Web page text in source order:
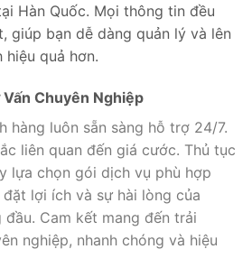
Hàn Quốc. Mọi thông tin đều
giúp bạn dễ dàng quản lý và lên
hiệu quả hơn.
Chuyên Nghiệp
hàng luôn sẵn sàng hỗ trợ 24/7.
liên quan đến giá cước. Thủ tục
lựa chọn gói dịch vụ phù hợp
lợi ích và sự hài lòng của
đầu. Cam kết mang đến trải
nghiệp, nhanh chóng và hiệu